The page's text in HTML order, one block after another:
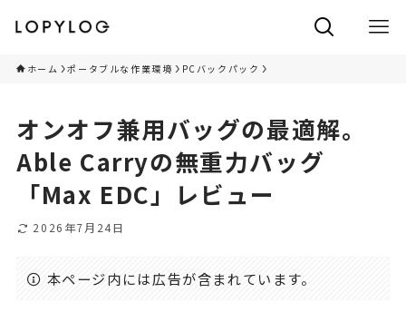
ホーム ポータブルな作業環境 PCバックパック
オンオフ兼用バッグの最適解。
Able Carryの無重力バッグ
「Max EDC」レビュー
2026年7月24日
本ページ内には広告が含まれています。